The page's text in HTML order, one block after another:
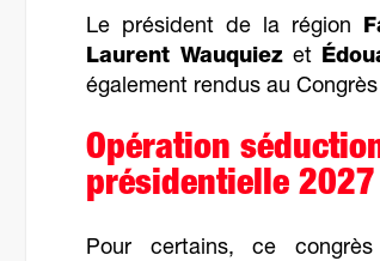
Le président de la région
Laurent Wauquiez et
également rendus au
Opération
présidentielle 2027
Pour certains, ce